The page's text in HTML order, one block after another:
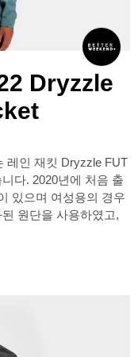
Dryzzle
레인 재킷 Dryzzle FUT
다. 2020년에 처음 출
있으며 여성용의 경우
원단을 사용하였고,